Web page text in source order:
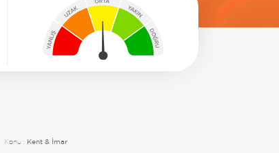
Konu : Kent & İmar